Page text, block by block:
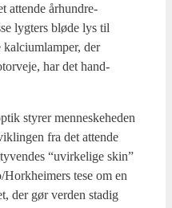
atten­de århund­re­
lyg­ters blø­de lys til
der
har det hand­
sty­rer men­ne­ske­he­den
fra det atten­de
“uvir­ke­li­ge skin”
tese om en
der gør ver­den sta­dig